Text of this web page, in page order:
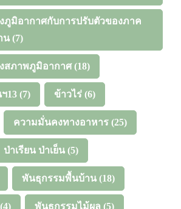
ภูมิอากาศกับการปรับตัวของภาค
น (7)
สภาพภูมิอากาศ(18)
13 (7) ข้าวไร่ (6)
ความมั่นคงทางอาหาร (25)
ป่าเรียน ป่าเย็น (5)
พันธุกรรมพื้นบ้าน (18)
(4) พันธุกรรมไม้ผล (5)